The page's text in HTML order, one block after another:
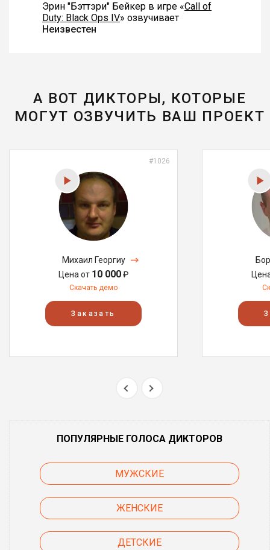
Эрин "Бэттэри" Бейкер в игре «Call of
Duty: Black Ops IV» озвучивает
Неизвестен
А ВОТ ДИКТОРЫ, КОТОРЫЕ
МОГУТ ОЗВУЧИТЬ ВАШ ПРОЕКТ
#1026
Михаил Георгиу
Цена от 10 000₽
Скачать демо
Заказать
ПОПУЛЯРНЫЕ ГОЛОСА ДИКТОРОВ
МУЖСКИЕ
ЖЕНСКИЕ
ДЕТСКИЕ